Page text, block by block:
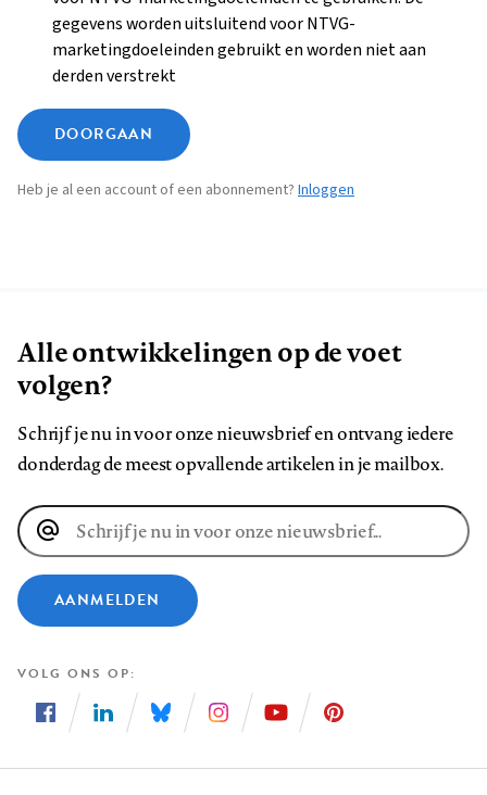
gegevens worden uitsluitend voor NTVG-
marketingdoeleinden gebruikt en worden niet aan
derden verstrekt
DOORGAAN
Heb je al een account of een abonnement? Inloggen
Alle ontwikkelingen op de voet
volgen?
Schrijf je nu in voor onze nieuwsbrief en ontvang iedere
donderdag de meest opvallende artikelen in je mailbox.
E-
mailadres
AANMELDEN
VOLG ONS OP
ons
ons
ons
ons
ons
ons